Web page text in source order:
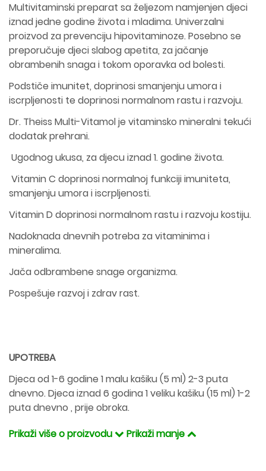
Multivitaminski preparat sa željezom namjenjen djeci
iznad jedne godine života i mladima. Univerzalni
proizvod za prevenciju hipovitaminoze. Posebno se
preporučuje djeci slabog apetita, za jačanje
obrambenih snaga i tokom oporavka od bolesti.
Podstiče imunitet, doprinosi smanjenju umora i
iscrpljenosti te doprinosi normalnom rastu i razvoju.
Dr. Theiss Multi-Vitamol je vitaminsko mineralni tekući
dodatak prehrani.
Ugodnog ukusa, za djecu iznad 1. godine života.
Vitamin C doprinosi normalnoj funkciji imuniteta,
smanjenju umora i iscrpljenosti.
Vitamin D doprinosi normalnom rastu i razvoju kostiju.
Nadoknada dnevnih potreba za vitaminima i
mineralima.
Jača odbrambene snage organizma.
Pospešuje razvoj i zdrav rast.
UPOTREBA
Djeca od 1-6 godine 1 malu kašiku (5 ml) 2-3 puta
dnevno. Djeca iznad 6 godina 1 veliku kašiku (15 ml) 1-2
puta dnevno , prije obroka.
Prikaži više o proizvodu
Prikaži manje